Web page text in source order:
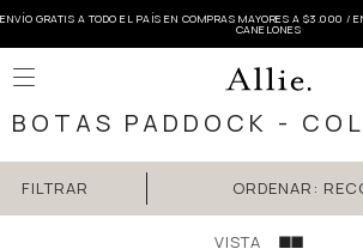
ENVÍO GRATIS A TODO EL PAÍS EN COMPRAS MAYORES A $3.000 /
CANELONES

BOTAS PADDOCK -